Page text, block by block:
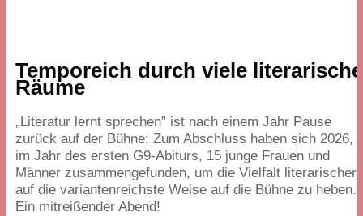
Temporeich durch viele literarische
Räume
„ Literatur lernt sprechen” ist nach einem Jahr Pause
zurück auf der Bühne: Zum Abschluss haben sich 2026,
im Jahr des ersten G9-Abiturs, 15 junge Frauen und
Männer zusammengefunden, um die Vielfalt literarischer
auf die variantenreichste Weise auf die Bühne zu heben.
Ein mitreißender Abend!